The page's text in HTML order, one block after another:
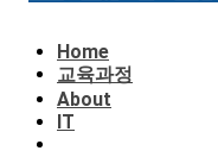
Home
교육과정
About
IT